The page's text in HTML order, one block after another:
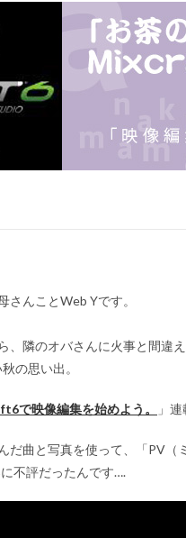
んことWeb Yです。
、隣のオバさんに火事と間違
の思い出。
で映像編集を始めよう。 」
だ曲と写真を使って、「PV（
不評だったんです….